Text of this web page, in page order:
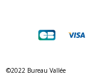
©2022 Bureau Vallée